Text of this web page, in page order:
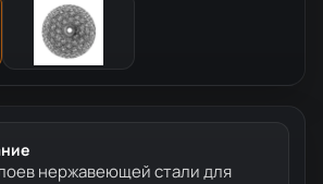
нержавеющей стали для